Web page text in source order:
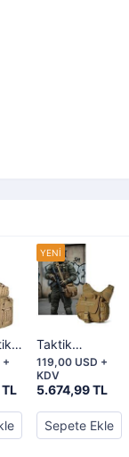
+
Taktik
Ekipman
Taşıma
Çantası –
İçin
Maksimum
5.674,99 TL
119,00 USD +
KDV
Sepete Ekle